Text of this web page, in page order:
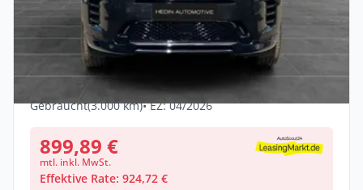
Gewerbe & Privat
Land Rover Discovery Sport D200 AWD
DYNAMIC SE-SOFORT VERFÜGBAR - 5
Jahre Garantie
Automatik •204 PS (150 kW)
Gebraucht(3.000 km)• EZ: 04/2026
899,89 €
mtl. inkl. MwSt.
Effektive Rate: 924,72 €